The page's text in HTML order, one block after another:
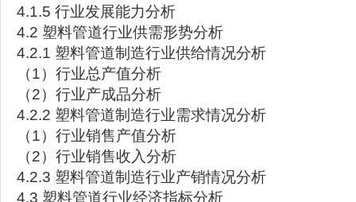
4.1.5 行业发展能力分析
4.2 塑料管道行业供需形势分析
4.2.1 塑料管道制造行业供给情况分析
（1）行业总产值分析
（2）行业产成品分析
4.2.2 塑料管道制造行业需求情况分析
（1）行业销售产值分析
（2）行业销售收入分析
4.2.3 塑料管道制造行业产销情况分析
4.3 塑料管道行业经济指标分析